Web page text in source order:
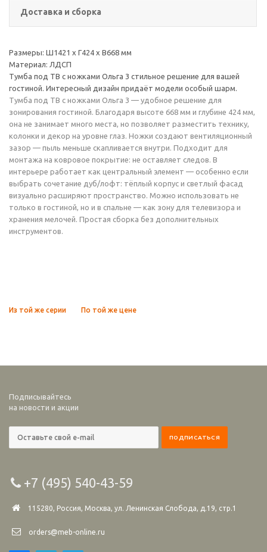
Доставка и сборка
Размеры: Ш1421 х Г424 х В668 мм
Материал: ЛДСП
Тумба под ТВ с ножками Ольга 3 стильное решение для вашей
гостиной. Интересный дизайн придаёт модели особый шарм.
Тумба под ТВ с ножками Ольга 3 — удобное решение для
зонирования гостиной. Благодаря высоте 668 мм и глубине 424 мм,
она не занимает много места, но позволяет разместить технику,
колонки и декор на уровне глаз. Ножки создают вентиляционный
зазор — пыль меньше скапливается внутри. Подходит для
монтажа на ковровое покрытие: не оставляет следов. В
интерьере работает как центральный элемент — особенно если
выбрать сочетание дуб/лофт: тёплый корпус и светлый фасад
визуально расширяют пространство. Можно использовать не
только в гостиной, но и в спальне — как зону для телевизора и
хранения мелочей. Простая сборка без дополнительных
инструментов.
Из той же серии По той же цене
Подписывайтесь
на новости и акции
+7 (495) 540-43-59
115280, Россия, Москва, ул. Ленинская Слобода, д.19, стр.1
orders@meb-online.ru